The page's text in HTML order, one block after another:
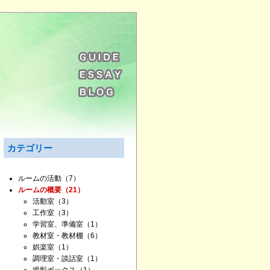
カテゴリー
ルームの活動 （7）
ルームの概要 （21）
活動室 （3）
工作室 （3）
学習室、準備室 （1）
教材室・教材棚 （6）
娯楽室 （1）
調理室・談話室 （1）